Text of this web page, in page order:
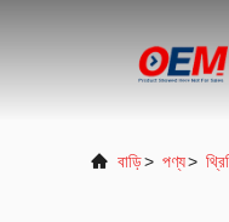
বাড়ি> পণ্য>